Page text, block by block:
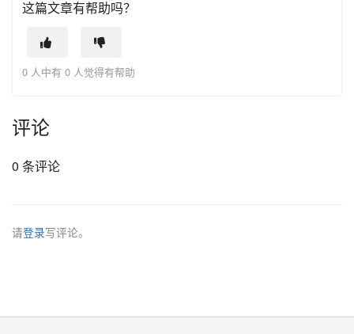
这篇文章有帮助吗？
0 人中有 0 人觉得有帮助
评论
0 条评论
请登录写评论。